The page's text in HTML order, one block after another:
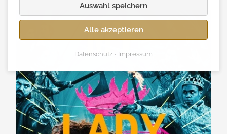
Auswahl speichern
Alle akzeptieren
Datenschutz Impressum